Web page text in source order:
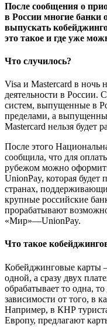
После сообщения о
в России многие банки
выпускать
это такое и где уже
Что случилось?
Visa и Mastercard в ночь
деятельности в России.
систем, выпущенные в
пределами, а
Mastercard нельзя будет
После этого
сообщила, что для
рубежом можно
UnionPay, которая будет
странах,
крупные российские
прорабатывают
«Мир»—UnionPay.
Что такое
Кобейджинговые карты
одной, а сразу двух
обрабатывает то одна,
зависимости от того, в
Например, в КНР
Европу, предлагают